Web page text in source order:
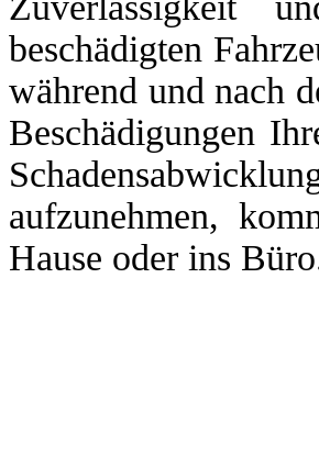
beschädigten
während und nach
Beschädigungen
aufzunehmen,
Hause oder ins